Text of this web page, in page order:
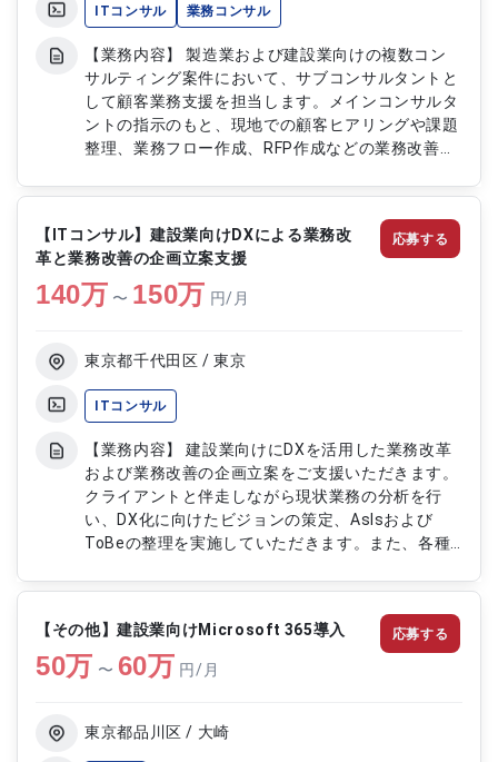
ITコンサル 業務コンサル
【業務内容】 製造業および建設業向けの複数コン
サルティング案件において、サブコンサルタントと
して顧客業務支援を担当します。メインコンサルタ
ントの指示のもと、現地での顧客ヒアリングや課題
整理、業務フロー作成、RFP作成などの業務改善支
し、業務整理から資料作成まで幅広く対応します。
【作業内容】 ・顧客ヒアリング（現地帯同） ・業
務課題の整理 ・業務フローの作成 ・RFP作成（持
ち帰り対応） ・業務改善支援資料の作成 【稼働日
数】週5日（稼働率50-100%） 【リモート日数】常
駐（クライアント先同行あり）
【ITコンサル】建設業向けDXによる業務改
革と業務改善の企画立案支援
140万 〜 150万 円/月
東京都千代田区 / 東京
ITコンサル
【業務内容】 建設業向けにDXを活用した業務改革
および業務改善の企画立案をご支援いただきます。
クライアントと伴走しながら現状業務の分析を行
い、DX化に向けたビジョンの策定、AsIsおよび
ToBeの整理を実施していただきます。また、各種
整を行いながら、業務改革の実現に向けた企画検討
および推進を担っていただきます。状況に応じてユ
ースケースの作成や展開支援などの付随業務にも対
応していただきます。 【作業内容】 ・現状業務の
分析および課題抽出 ・DX化に向けたビジョン策定
改革に関する企画立案および検討 ・各種ドキュメ
応募する
【その他】建設業向けMicrosoft 365導入
50万 〜 60万 円/月
東京都品川区 / 大崎
応募する